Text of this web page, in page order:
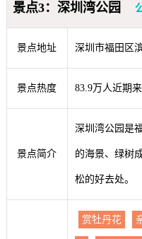
景点3：深圳湾公园
景点地址 深圳市福田区
景点热度 83.9万人近期
景点简介
深圳湾公园是
的海景、绿树
松的好去处。
赏牡丹花